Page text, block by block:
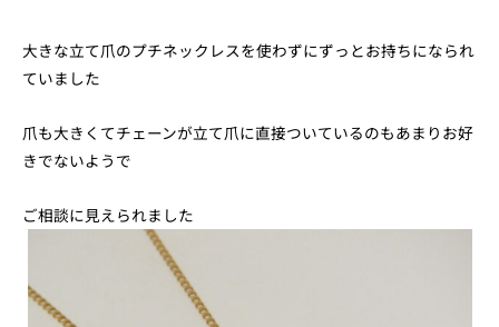
大きな立て爪のプチネックレスを使わずにずっとお持ちになられ
ていました
爪も大きくてチェーンが立て爪に直接ついているのもあまりお好
きでないようで
ご相談に見えられました